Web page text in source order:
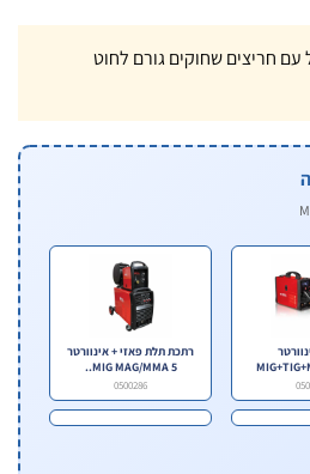
חריצים שחוקים גורם לחוט
רתכת תלת פאזי + אינוורטר
MIG MAG/MMA 5..
0500286